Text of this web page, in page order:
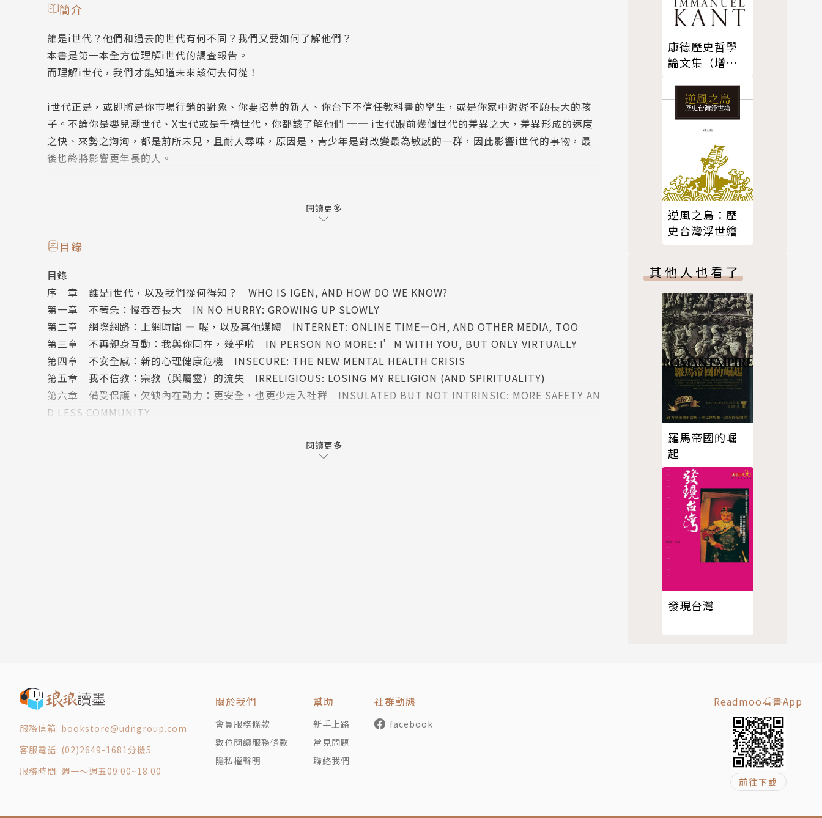
簡介
誰是i世代？他們和過去的世代有何不同？我們又要如何了解他們？
本書是第一本全方位理解i世代的調查報告。
而理解i世代，我們才能知道未來該何去何從！
i世代正是，或即將是你巿場行銷的對象、你要招募的新人、你台下不信任教科書的學生，或是你家中遲遲不願長大的孩
子。不論你是嬰兒潮世代、X世代或是千禧世代，你都該了解他們 ── i世代跟前幾個世代的差異之大，差異形成的速度
之快、來勢之洶洶，都是前所未見，且耐人尋味，原因是，青少年是對改變最為敏感的一群，因此影響i世代的事物，最
後也終將影響更年長的人。
i世代是出生於1995年至2012年的一代，相較於過往的世代都只是數位世界的移民，他們是數位世界的原住民，他們就是
在網際網路中成長，更透過網路呼吸的世代。
正如同「i世代」這個名稱所標示的，此一世代極度仰賴智慧型手機與網路，他們隨時要查看手機裡是否有新訊息，一旦
無法上網，就焦慮不安──或許對他們來說，網路世界才是現實的世界。
然而，對於i世代的理解，絕不能片面簡化為「手機成癮」或「網路沉迷」。「i世代」指出了一個世代集體的心理狀態，
對於網路的全然依賴，使得這個世代不善於實體世界的人際相處，拉長了童年期、延後了長大成人的時間，形成與過往的
千禧世代（1980-1994）、X世代（1965-1979）、嬰兒潮世代（1946-1964）全然不同的新世代。
可是我們真的了解i世代嗎？我們對i世代的一些觀感，的確是真實的。例如，i世代確實遠比上一代憂鬱、不愛讀書，也比
上代更包容、擁抱差異。同時，他們不但遲遲不願長大，對未來更有難以言述的不安及恐懼。但或許我們對i世代仍有更
考。此外，使用螢幕的時間增長，也刺激了他們對於財富的渴望。
【誤解五】i世代在政治上偏向自由派，支持保守派的年輕人少之又少
本書指出：偏向自由派的年輕世代確實不少，但政治傾向朝兩極移動，才是對i世代的準確描述，i世代並非全然擁抱自由
派。
閱讀更多
目錄
目錄
序 章 誰是i世代，以及我們從何得知？ WHO IS IGEN, AND HOW DO WE KNOW?
第一章 不著急：慢吞吞長大 IN NO HURRY: GROWING UP SLOWLY
第二章 網際網路：上網時間 — 喔，以及其他媒體 INTERNET: ONLINE TIME—OH, AND OTHER MEDIA, TOO
第三章 不再親身互動：我與你同在，幾乎啦 IN PERSON NO MORE: I’M WITH YOU, BUT ONLY VIRTUALLY
第四章 不安全感：新的心理健康危機 INSECURE: THE NEW MENTAL HEALTH CRISIS
第五章 我不信教：宗教（與屬靈）的流失 IRRELIGIOUS: LOSING MY RELIGION (AND SPIRITUALITY)
第六章 備受保護，欠缺內在動力：更安全，也更少走入社群 INSULATED BUT NOT INTRINSIC: MORE SAFETY AN
D LESS COMMUNITY
第八章 不確定：性、婚姻與子女 INDEFINITE: SEX, MARRIAGE, AND CHILDREN
閱讀更多
康德歷史哲學
論文集（增訂
逆風之島：歷
史台灣浮世繪
其他人也看了
羅馬帝國的崛
起
發現台灣
服務信箱: bookstore@udngroup.com
客服電話: (02)2649-1681分機5
服務時間: 週一～週五09:00~18:00
關於我們
會員服務條款
數位閱讀服務條款
隱私權聲明
幫助
新手上路
常見問題
聯絡我們
社群動態
facebook
Readmoo看書App
前往下載